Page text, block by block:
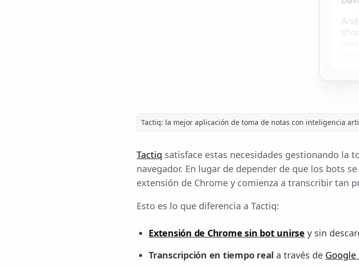
Tactiq: la mejor aplicación de toma de notas con inteligencia
Tactiq satisface estas necesidades gestionando la
navegador. En lugar de depender de que los bots
extensión de Chrome y comienza a transcribir tan
Esto es lo que diferencia a Tactiq:
Extensión de Chrome sin bot unirse y sin
Transcripción en tiempo real a través de Google